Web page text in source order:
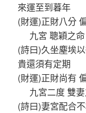
來運至到暮年
(財運)正財八分
九宮 聰穎之命
(詩曰)久坐塵埃
貴還須有定期
(財運)正財尚有
九宮二度 雙妻
(詩曰)妻宮配合